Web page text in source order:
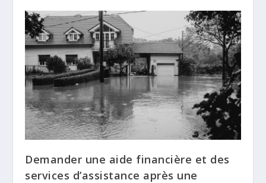
Demander une aide financière et des
services d’assistance après une